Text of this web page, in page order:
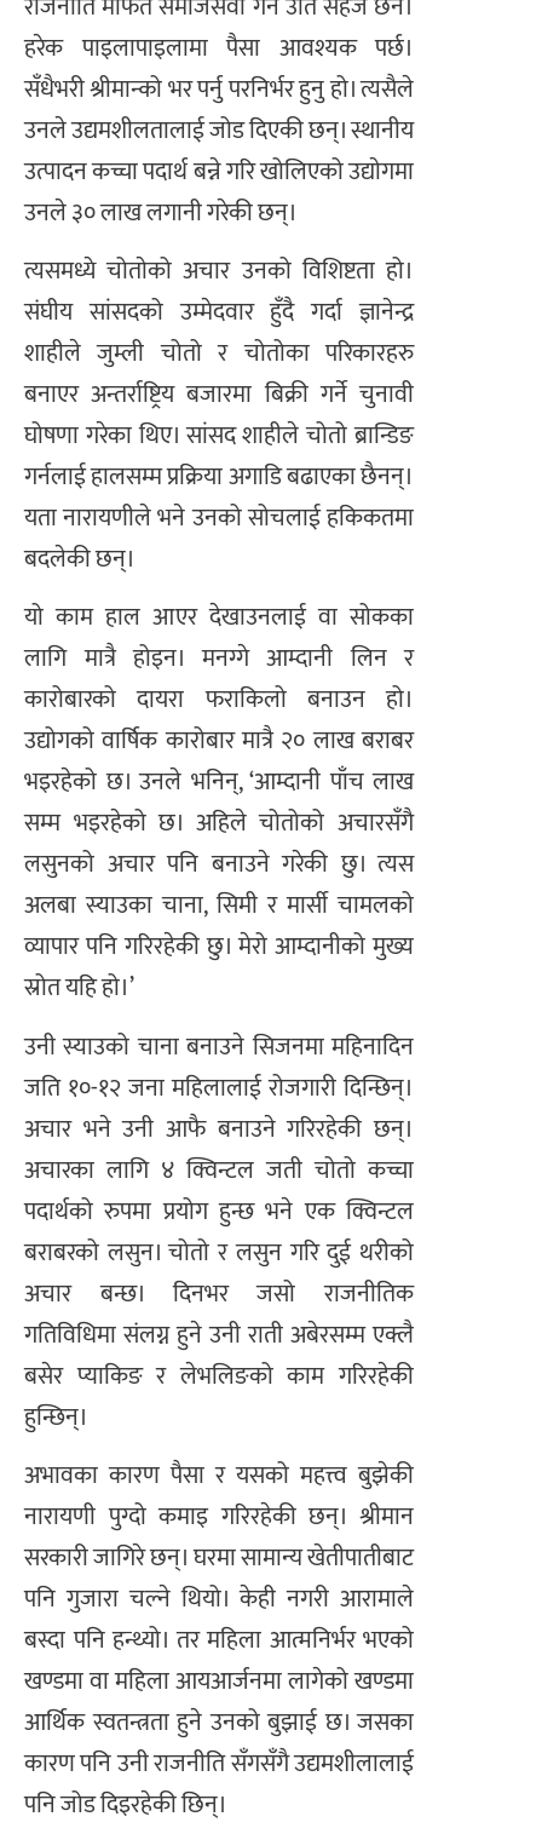
हरेक पाइलापाइलामा पैसा आवश्यक पर्छ।
सँधैभरी श्रीमान्को भर पर्नु परनिर्भर हुनु हो। त्यसैले
उनले उद्यमशीलतालाई जोड दिएकी छन्। स्थानीय
उत्पादन कच्चा पदार्थ बन्ने गरि खोलिएको उद्याेगमा
उनले ३० लाख लगानी गरेकी छन्।
त्यसमध्ये चोताेको अचार उनको विशिष्टता हो।
संघीय सांसदको उम्मेदवार हुँदै गर्दा ज्ञानेन्द्र
शाहीले जुम्ली चोतो र चोतोका परिकारहरु
बनाएर अन्तर्राष्ट्रिय बजारमा बिक्री गर्ने चुनावी
घोषणा गरेका थिए। सांसद शाहीले चोतो ब्रान्डिङ
गर्नलाई हालसम्म प्रक्रिया अगाडि बढाएका छैनन्।
यता नारायणीले भने उनको सोचलाई हकिकतमा
बदलेकी छन्।
यो काम हाल आएर देखाउनलाई वा सोकका
लागि मात्रै होइन। मनग्गे आम्दानी लिन र
कारोबारको दायरा फराकिलो बनाउन हो।
उद्योगको वार्षिक कारोबार मात्रै २० लाख बराबर
भइरहेको छ। उनले भनिन्, ‘आम्दानी पाँच लाख
सम्म भइरहेको छ। अहिले चोतोको अचारसँगै
लसुनको अचार पनि बनाउने गरेकी छु। त्यस
अलबा स्याउका चाना, सिमी र मार्सी चामलको
व्यापार पनि गरिरहेकी छु। मेरो आम्दानीको मुख्य
स्रोत यहि हो।’
उनी स्याउको चाना बनाउने सिजनमा महिनादिन
जति १०-१२ जना महिलालाई रोजगारी दिन्छिन्।
अचार भने उनी आफै बनाउने गरिरहेकी छन्।
अचारका लागि ४ क्विन्टल जती चोतो कच्चा
पदार्थको रुपमा प्रयोग हुन्छ भने एक क्विन्टल
बराबरको लसुन। चोतो र लसुन गरि दुई थरीको
अचार बन्छ। दिनभर जसो राजनीतिक
गतिविधिमा संलग्न हुने उनी राती अबेरसम्म एक्लै
बसेर प्याकिङ र लेभलिङको काम गरिरहेकी
हुन्छिन्।
अभावका कारण पैसा र यसको महत्त्व बुझेकी
नारायणी पुग्दो कमाइ गरिरहेकी छन्। श्रीमान
सरकारी जागिरे छन्। घरमा सामान्य खेतीपातीबाट
पनि गुजारा चल्ने थियो। केही नगरी आरामाले
बस्दा पनि हन्थ्यो। तर महिला आत्मनिर्भर भएको
खण्डमा वा महिला आयआर्जनमा लागेको खण्डमा
आर्थिक स्वतन्त्रता हुने उनको बुझाई छ। जसका
कारण पनि उनी राजनीति सँगसँगै उद्यमशीलालाई
पनि जोड दिइरहेकी छिन्।